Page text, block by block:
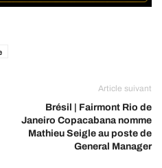
Article suivant
Brésil | Fairmont Rio de
Janeiro Copacabana nomme
Mathieu Seigle au poste de
General Manager